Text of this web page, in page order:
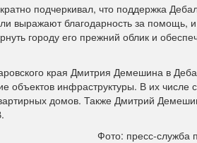
подчеркивал, что поддержка
выражают благодарность за помощь, и
городу его прежний облик и
края Дмитрия Демешина в
объектов инфраструктуры. В их
домов. Также Дмитрий
Фото: пресс-служба